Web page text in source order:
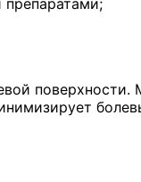
поверхности.